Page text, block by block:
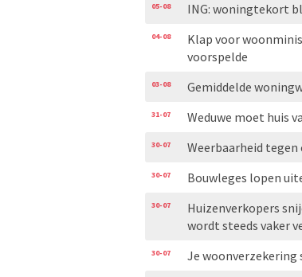
05-08 ING: woningtekort
04-08
Klap voor
voorspelde
03-08 Gemiddelde
31-07 Weduwe moet huis
30-07 Weerbaarheid
30-07 Bouwleges lopen
30-07
Huizenverkopers
wordt steeds vaker
30-07 Je woonverzekering